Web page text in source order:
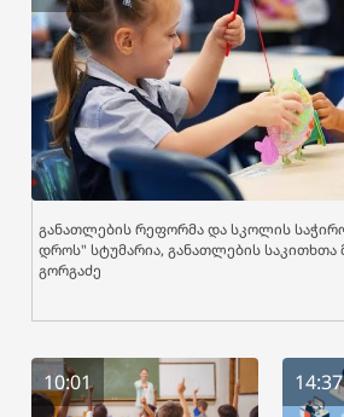
განათლების რეფორმა და სკოლის
დროს" სტუმარია, განათლების საკითხთა
გორგაძე
10:01 14:37